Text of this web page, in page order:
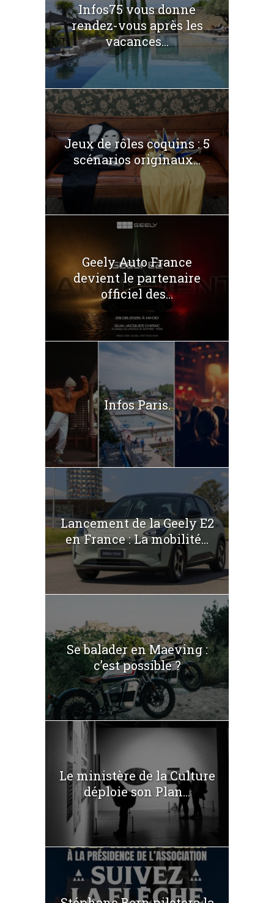
Infos75 vous donne
rendez-vous après les
vacances...
Jeux de rôles coquins : 5
scénarios originaux...
Geely Auto France
devient le partenaire
officiel des...
Infos Paris.
Lancement de la Geely E2
en France : La mobilité...
Se balader en Maeving :
c’est possible ?
Le ministère de la Culture
déploie son Plan...